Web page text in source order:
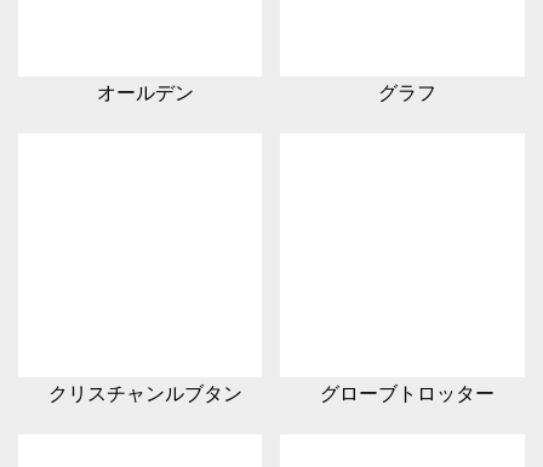
オールデン グラフ
クリスチャンルブタン グローブトロッター